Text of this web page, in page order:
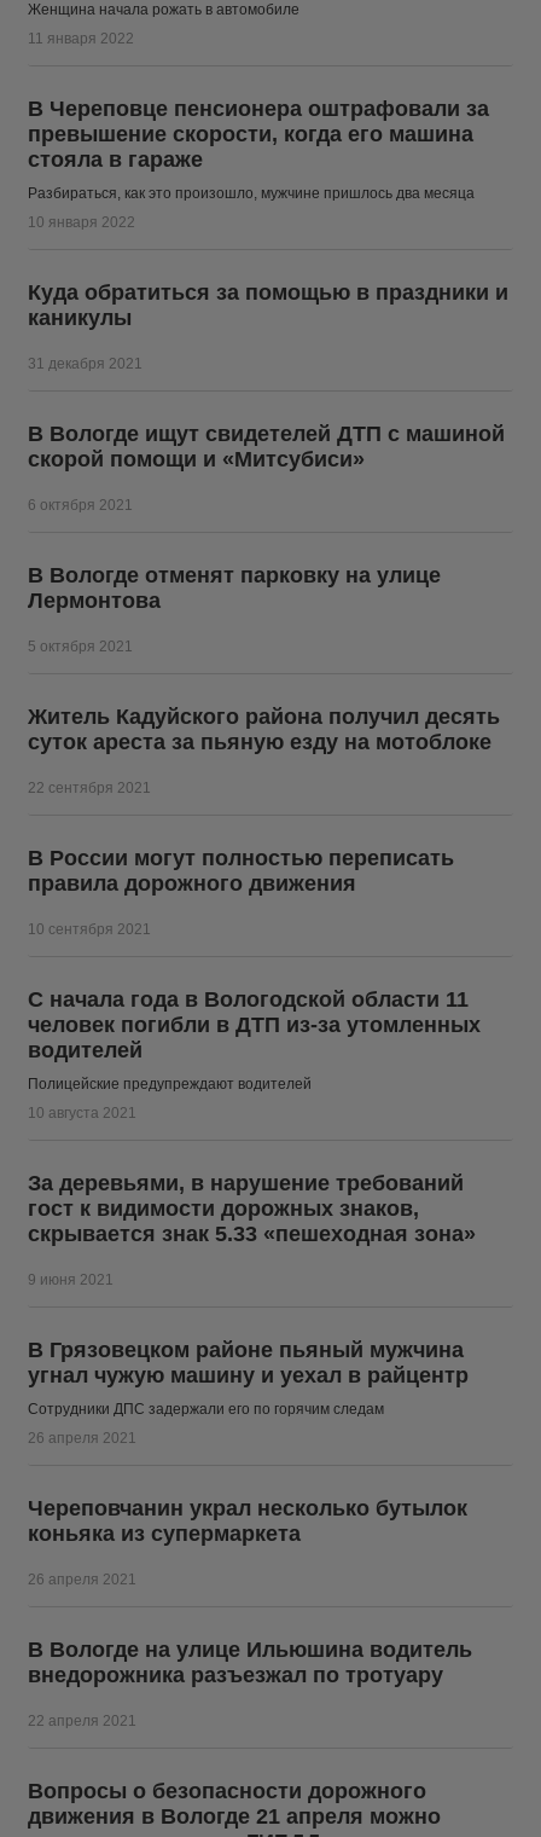
Женщина начала рожать в автомобиле
11 января 2022
В Череповце пенсионера оштрафовали за
превышение скорости, когда его машина
стояла в гараже
Разбираться, как это произошло, мужчине пришлось два месяца
10 января 2022
Куда обратиться за помощью в праздники и
каникулы
31 декабря 2021
В Вологде ищут свидетелей ДТП с машиной
скорой помощи и «Митсубиси»
6 октября 2021
В Вологде отменят парковку на улице
Лермонтова
5 октября 2021
Житель Кадуйского района получил десять
суток ареста за пьяную езду на мотоблоке
22 сентября 2021
В России могут полностью переписать
правила дорожного движения
10 сентября 2021
С начала года в Вологодской области 11
человек погибли в ДТП из-за утомленных
водителей
Полицейские предупреждают водителей
10 августа 2021
За деревьями, в нарушение требований
гост к видимости дорожных знаков,
скрывается знак 5.33 «пешеходная зона»
9 июня 2021
В Грязовецком районе пьяный мужчина
угнал чужую машину и уехал в райцентр
Сотрудники ДПС задержали его по горячим следам
26 апреля 2021
Череповчанин украл несколько бутылок
коньяка из супермаркета
26 апреля 2021
В Вологде на улице Ильюшина водитель
внедорожника разъезжал по тротуару
22 апреля 2021
Вопросы о безопасности дорожного
движения в Вологде 21 апреля можно